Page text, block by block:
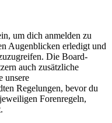
um dich anmelden zu
Augenblicken erledigt und
Die Board-
auch zusätzliche
unsere
Regelungen, bevor du
Forenregeln,